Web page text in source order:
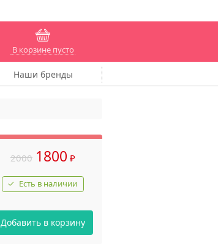
В корзине пусто
Наши бренды
2000 1800 ₽
Есть в наличии
Добавить в корзину